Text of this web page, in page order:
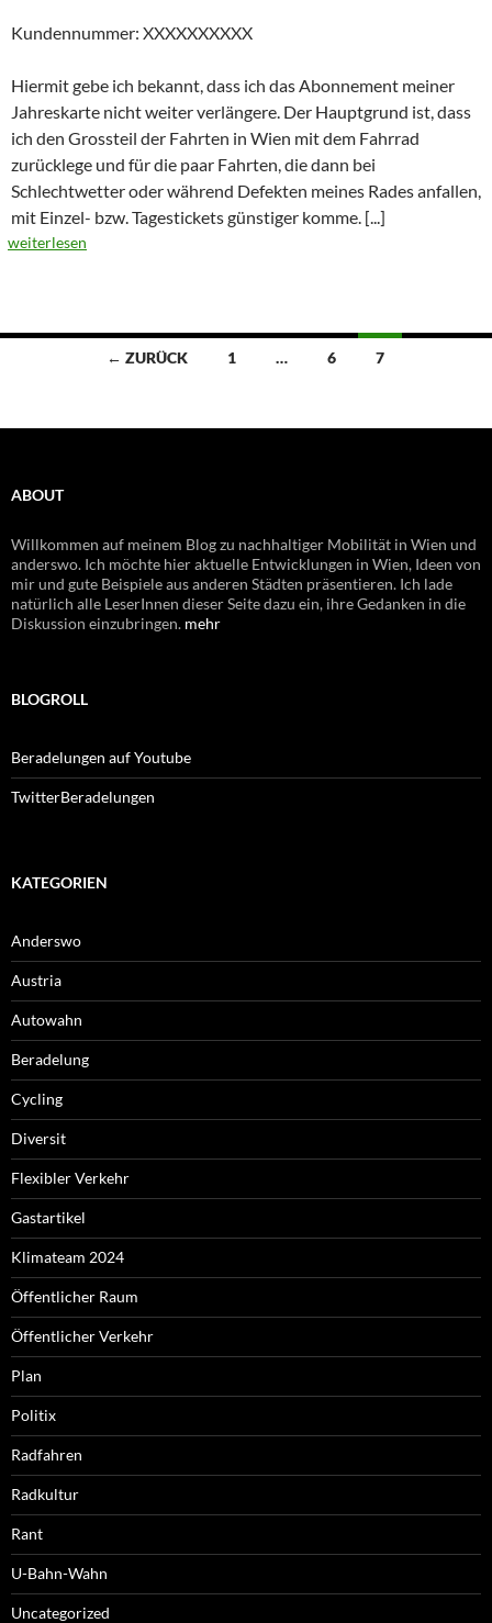
Kundennummer: XXXXXXXXXX
Hiermit gebe ich bekannt, dass ich das Abonnement meiner
Jahreskarte nicht weiter verlängere. Der Hauptgrund ist, dass
ich den Grossteil der Fahrten in Wien mit dem Fahrrad
zurücklege und für die paar Fahrten, die dann bei
Schlechtwetter oder während Defekten meines Rades anfallen,
mit Einzel- bzw. Tagestickets günstiger komme. [...]
weiterlesen
Beitragsnavigation
← ZURÜCK 1 … 6 7
ABOUT
Willkommen auf meinem Blog zu nachhaltiger Mobilität in Wien und
anderswo. Ich möchte hier aktuelle Entwicklungen in Wien, Ideen von
mir und gute Beispiele aus anderen Städten präsentieren. Ich lade
natürlich alle LeserInnen dieser Seite dazu ein, ihre Gedanken in die
Diskussion einzubringen. mehr
BLOGROLL
Beradelungen auf Youtube
TwitterBeradelungen
KATEGORIEN
Anderswo
Austria
Autowahn
Beradelung
Cycling
Diversit
Flexibler Verkehr
Gastartikel
Klimateam 2024
Öffentlicher Raum
Öffentlicher Verkehr
Plan
Politix
Radfahren
Radkultur
Rant
U-Bahn-Wahn
Uncategorized